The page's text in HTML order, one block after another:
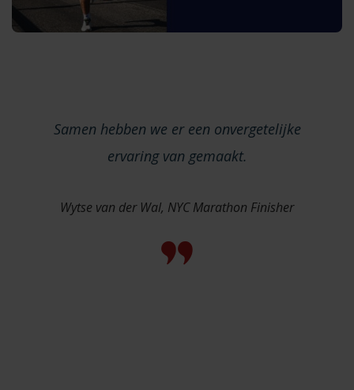
Samen hebben we er een onvergetelijke
ervaring van gemaakt.
Wytse van der Wal, NYC Marathon Finisher